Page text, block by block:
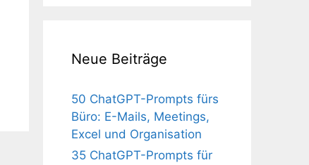
Neue Beiträge
50 ChatGPT-Prompts fürs
Büro: E-Mails, Meetings,
Excel und Organisation
35 ChatGPT-Prompts für